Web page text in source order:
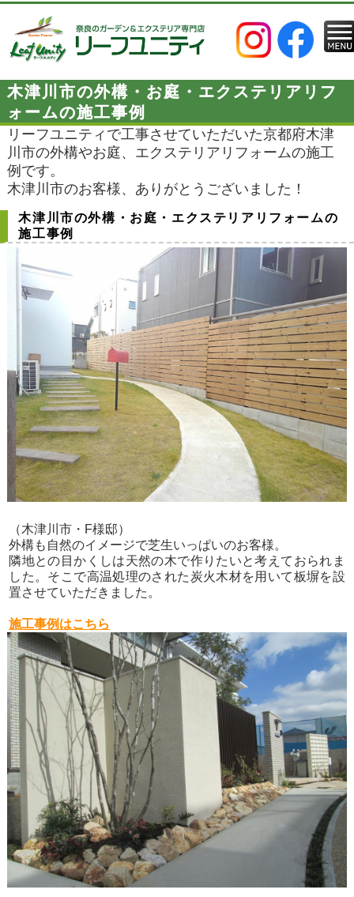
木津川市の外構・お庭・エクステリアリフ
ォームの施工事例
リーフユニティで工事させていただいた京都府木津
川市の外構やお庭、エクステリアリフォームの施工
例です。
木津川市のお客様、ありがとうございました！
木津川市の外構・お庭・エクステリアリフォームの
施工事例
（木津川市・F様邸）
外構も自然のイメージで芝生いっぱいのお客様。
隣地との目かくしは天然の木で作りたいと考えておられま
した。そこで高温処理のされた炭火木材を用いて板塀を設
置させていただきました。
施工事例はこちら